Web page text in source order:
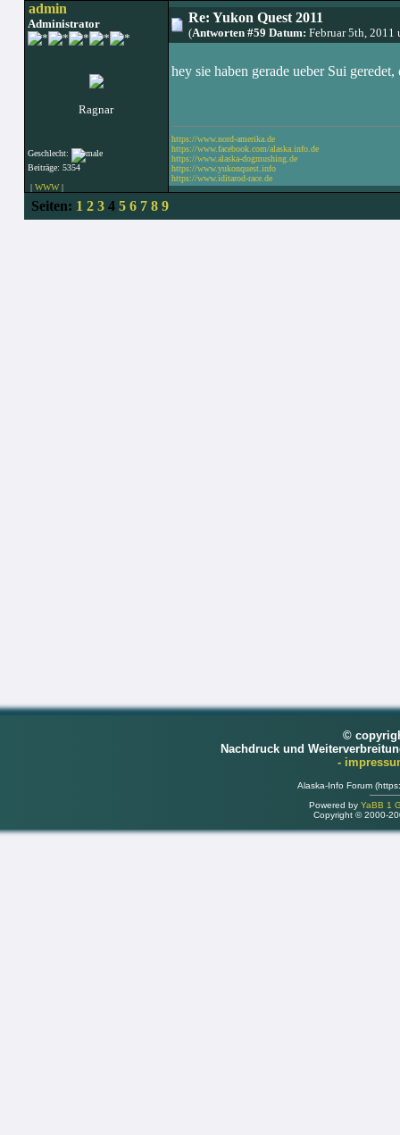
admin
Administrator
Ragnar
Geschlecht:
Beiträge: 5354
| WWW|
Re: Yukon Quest 2011
(Antworten #59 Datum: Februar 5th, 2011
hey sie haben gerade ueber Sui
https://www.nord-amerika.de
https://www.facebook.com/alaska.info.de
https://www.alaska-dogmushing.de
https://www.yukonquest.info
https://www.iditarod-race.de
Seiten: 1 2 34 5 6 7 8 9
©
Nachdruck und
-
Alaska-Info Forum
Powered by YaBB 1
Copyright © 2000-